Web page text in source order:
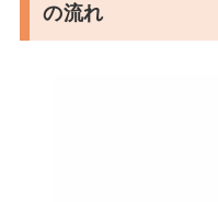
の流れ